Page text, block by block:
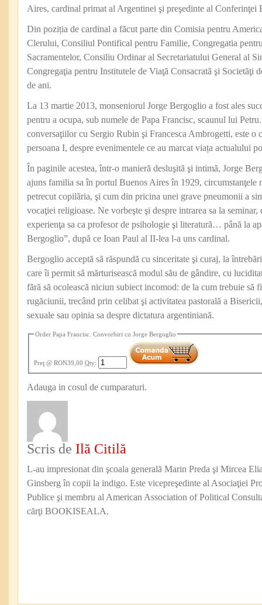
Aires, cardinal primat al Argentinei şi preşedinte al Conferinţei
Din poziția de cardinal a făcut parte din Comisia pentru
Clerului, Consiliul Pontifical pentru Familie, Congregatia
Sacramentelor, Consiliu Ordinar al Secretariatului General al
Congregaţia pentru Institutele de Viaţă Consacrată şi Societăţi
de ani.
La 13 martie 2013, monseniorul Jorge Bergoglio a fost ales
pentru a ocupa, sub numele de Papa Francisc, scaunul lui
conversaţiilor cu Sergio Rubin şi Francesca Ambrogetti, este o
persoana I, despre evenimentele ce au marcat viața actualului
În paginile acestea, într-o manieră desluşită şi intimă, Jorge
ajuns familia sa în portul Buenos Aires în 1929, circumstanţele
petrecut copilăria, şi cum din pricina unei grave pneumonii a
vocaţiei religioase. Ne vorbeşte şi despre intrarea sa la seminar,
experienţa sa ca profesor de psihologie şi literatură… până la
Bergoglio”, după ce Ioan Paul al II-lea l-a uns cardinal.
Bergoglio acceptă să răspundă cu sinceritate şi curaj, la
care îi permit să mărturisească modul său de gândire, cu
fără să ocolească niciun subiect incomod: de la cum trebuie să
rugăciunii, trecând prin celibat şi activitatea pastorală a
sexuale sau opinia sa despre dictatura argentiniană.
Order Papa Francisc. Convorbiri cu Jorge Bergoglio
Preţ @ RON39,00 Qty:
Adauga in cosul de cumparaturi.
Scris de Ilă Citilă
L-au impresionat din şcoala generală Marin Preda şi Mircea
Ginsberg în copii la indigo. Este vicepreşedinte al Asociaţiei
Publice şi membru al American Association of Political
cărţi BOOKISEALA.